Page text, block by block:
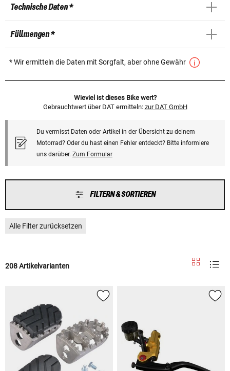
Technische Daten *
Füllmengen *
* Wir ermitteln die Daten mit Sorgfalt, aber ohne Gewähr
Wieviel ist dieses Bike wert?
Gebrauchtwert über DAT ermitteln: zur DAT GmbH
Du vermisst Daten oder Artikel in der Übersicht zu deinem
Motorrad? Oder du hast einen Fehler entdeckt? Bitte informiere
uns darüber. Zum Formular
FILTERN & SORTIEREN
Alle Filter zurücksetzen
208 Artikelvarianten